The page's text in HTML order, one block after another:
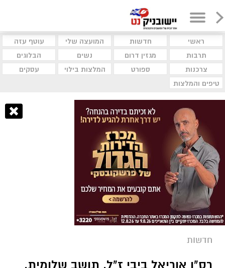
ראשי חדשות המועצה שלי
עוטף עזה
תרבות
מגזין דרום נשים
הבלוגים
צרכנות
ספורט המלצות בילוי
עסקים
טיפים והמלצות
חדשות
רס"ן אוריאל ביבי ז"ל, תושב שלומית,